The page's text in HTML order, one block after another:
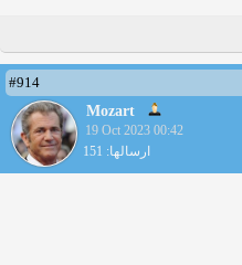
#914
Mozart
19 Oct 2023 00:42
ارسالها: 151